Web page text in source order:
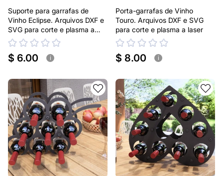
Suporte para garrafas de
Vinho Eclipse. Arquivos DXF e
SVG para corte e plasma a
laser
$ 6.00 i
Porta-garrafas de Vinho
Touro. Arquivos DXF e SVG
para corte e plasma a laser
$ 8.00 i